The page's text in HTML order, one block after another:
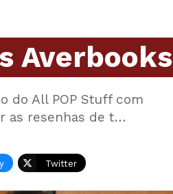
Averbooks
do All POP Stuff com
as resenhas de t…
Twitter